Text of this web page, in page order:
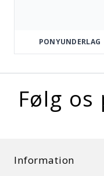
PONYUNDERLAG
Følg
Information